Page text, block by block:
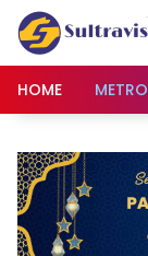
Langsung
konten
HOME
METRO